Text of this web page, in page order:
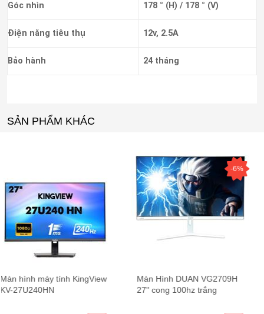
Góc nhìn 178 ° (H) / 178 ° (V)
Điện năng tiêu thụ 12v, 2.5A
Bảo hành 24 tháng
SẢN PHẨM KHÁC
Màn Hình Duan 22" V2218s
100Hz Full Viền trắng
Màn hình DUAN IP2409S
24inch, IPS, 100Hz full viền